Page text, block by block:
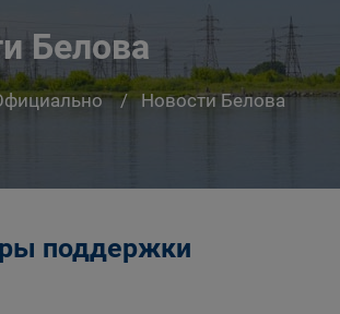
Белова
Новости Белова
поддержки